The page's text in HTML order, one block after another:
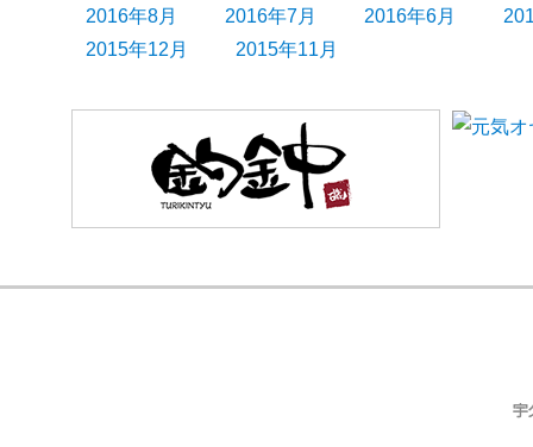
2016年8月
2016年7月 2016年6月
2015年12月
2015年11月